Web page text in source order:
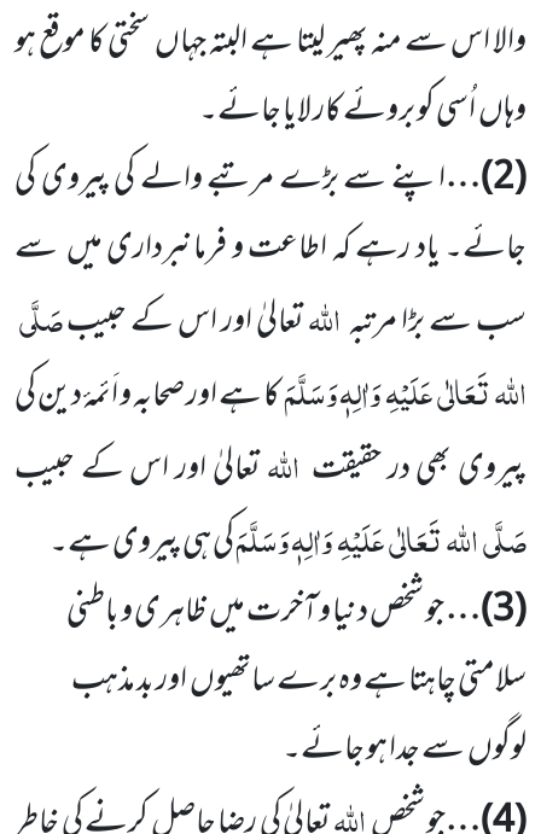
والا اس سے منہ پھیر لیتا ہے البتہ جہاںسختی کا موقع ہو
وہاںاُسی کو بروئے کار لایا جائے۔
(
2
)…اپنے سے بڑے مرتبے والے کی پیروی کی
جائے۔ یاد رہے کہ اطاعت و فرمانبرداری میںسے
سب سے بڑا مرتبہاللہتعالیٰ اور اس کے حبیبصَلَّی
اللہتَعَالٰیعَلَیْہِوَاٰلِہٖ وَسَلَّمَکا ہے اور صحابہو اَئمۂ دین کی
پیروی بھی در حقیقت اللہتعالیٰاور اس کے حبیب
صَلَّیاللہتَعَالٰیعَلَیْہِوَاٰلِہٖ وَسَلَّمَکی ہی پیروی ہے۔
(
3
)…جو شخص دنیا و آخرت میںظاہری و باطنی
سلامتی چاہتا ہے وہ برے ساتھیوںاور بد مذہب
لوگوںسے جدا ہو جائے۔
اللہ